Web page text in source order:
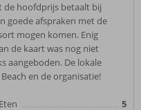
de hoofdprijs betaalt bij
goede afspraken met de
mogen komen. Enig
de kaart was nog niet
aangeboden. De lokale
en de organisatie!
Eten
5